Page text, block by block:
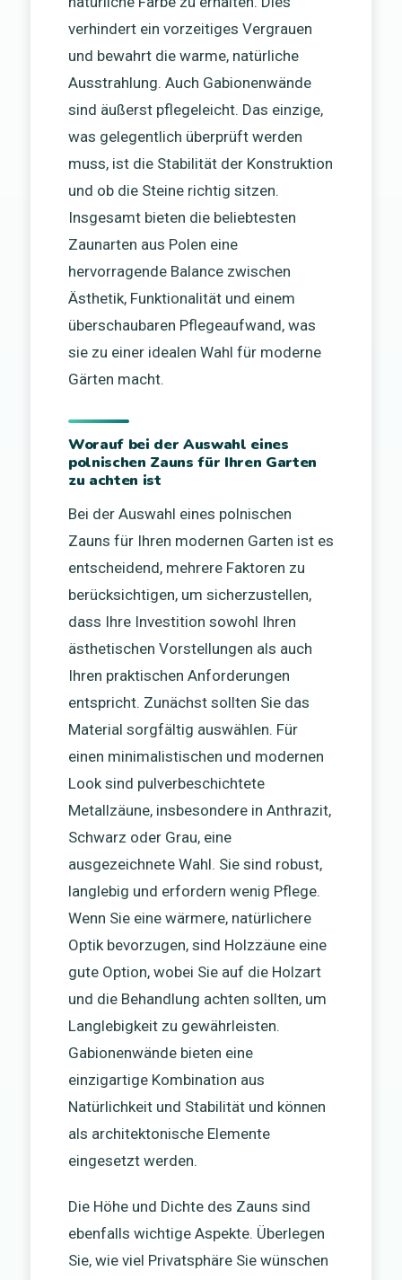
verhindert ein vorzeitiges Vergrauen
und bewahrt die warme, natürliche
Ausstrahlung. Auch Gabionenwände
sind äußerst pflegeleicht. Das einzige,
was gelegentlich überprüft werden
muss, ist die Stabilität der Konstruktion
und ob die Steine richtig sitzen.
Insgesamt bieten die beliebtesten
Zaunarten aus Polen eine
hervorragende Balance zwischen
Ästhetik, Funktionalität und einem
überschaubaren Pflegeaufwand, was
sie zu einer idealen Wahl für moderne
Gärten macht.
Worauf bei der Auswahl eines
polnischen Zauns für Ihren Garten
zu achten ist
Bei der Auswahl eines polnischen
Zauns für Ihren modernen Garten ist es
entscheidend, mehrere Faktoren zu
berücksichtigen, um sicherzustellen,
dass Ihre Investition sowohl Ihren
ästhetischen Vorstellungen als auch
Ihren praktischen Anforderungen
entspricht. Zunächst sollten Sie das
Material sorgfältig auswählen. Für
einen minimalistischen und modernen
Look sind pulverbeschichtete
Metallzäune, insbesondere in Anthrazit,
Schwarz oder Grau, eine
ausgezeichnete Wahl. Sie sind robust,
langlebig und erfordern wenig Pflege.
Wenn Sie eine wärmere, natürlichere
Optik bevorzugen, sind Holzzäune eine
gute Option, wobei Sie auf die Holzart
und die Behandlung achten sollten, um
Langlebigkeit zu gewährleisten.
Gabionenwände bieten eine
einzigartige Kombination aus
Natürlichkeit und Stabilität und können
als architektonische Elemente
eingesetzt werden.
Die Höhe und Dichte des Zauns sind
ebenfalls wichtige Aspekte. Überlegen
Sie, wie viel Privatsphäre Sie wünschen